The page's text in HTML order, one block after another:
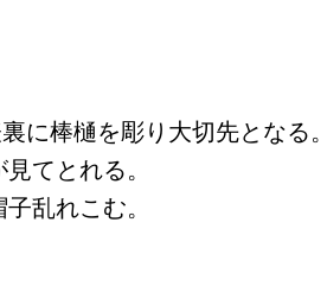
に棒樋を彫り大切先となる。
てとれる。
乱れこむ。